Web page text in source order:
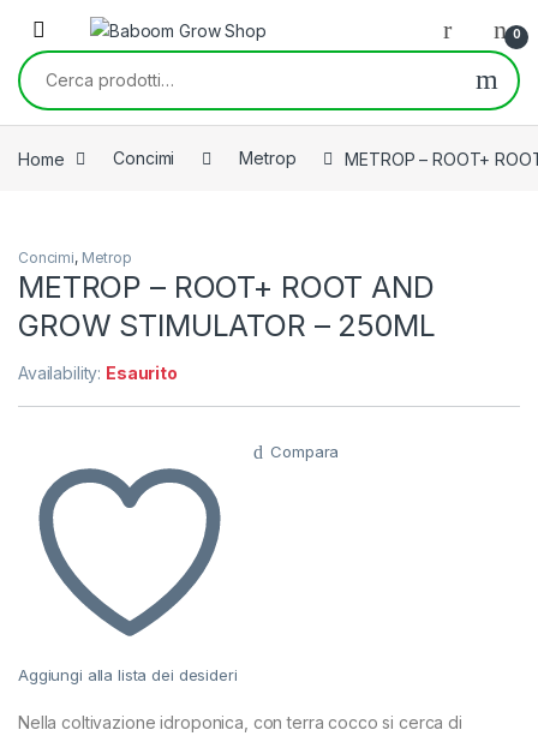
Skip to navigation
Skip to content
0
Cerca:
Home Concimi Metrop METROP – ROOT+
Concimi, Metrop
METROP – ROOT+ ROOT AND
GROW STIMULATOR – 250ML
Availability: Esaurito
Aggiungi alla lista dei desideri
Compara
Nella coltivazione idroponica, con terra cocco si cerca di